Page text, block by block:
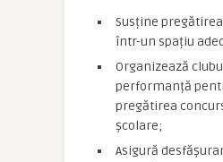
Susține
într-un spațiu
Organizează
performanță
pregătirea
școlare;
Asigură